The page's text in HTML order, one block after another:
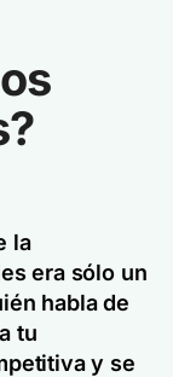
la
era sólo un
habla de
tu
y se